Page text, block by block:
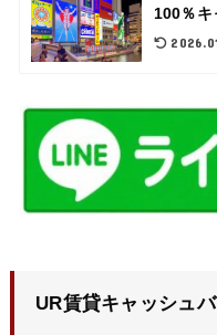
100％キ
UR賃貸キャッシュ